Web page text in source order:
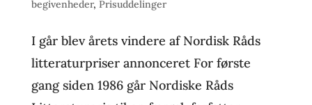
begivenheder, Prisuddelinger
I går blev årets vindere af Nordisk Råds
litteraturpriser annonceret For første
gang siden 1986 går Nordiske Råds